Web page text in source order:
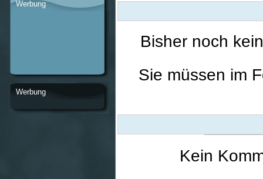
Bisher noch
Sie müssen im
Kein
Werbung
Werbung